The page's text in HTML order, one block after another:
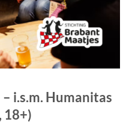
i.s.m. Humanitas
18+)